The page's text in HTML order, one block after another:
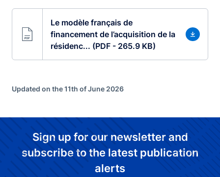
Le modèle français de
financement de l’acquisition de la
résidenc... (PDF - 265.9 KB)
Updated on the 11th of June 2026
Sign up for our newsletter and
subscribe to the latest publication
alerts